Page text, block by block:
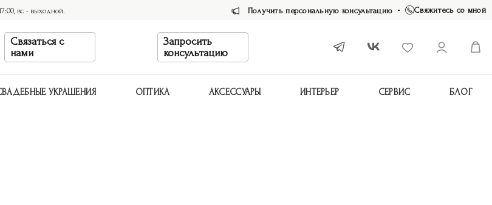
вс - выходной. Получить персональную консультацию Свяжитесь со мной
Связаться с
нами
Запросить
консультацию
УКРАШЕНИЯ ОПТИКА АКСЕССУАРЫ ИНТЕРЬЕР СЕРВИС БЛОГ